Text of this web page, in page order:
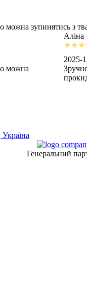
зупинятись з
можна
Аліна
2025-
Генеральний